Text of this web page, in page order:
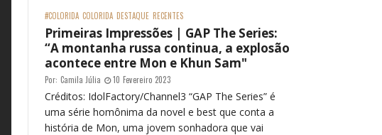
#COLORIDA COLORIDA DESTAQUE RECENTES
Primeiras Impressões | GAP The Series:
“A montanha russa continua, a explosão
acontece entre Mon e Khun Sam"
Por: Camila Júlia 10 Fevereiro 2023
Créditos: IdolFactory/Channel3 “GAP The Series” é
uma série homônima da novel e best que conta a
história de Mon, uma jovem sonhadora que vai